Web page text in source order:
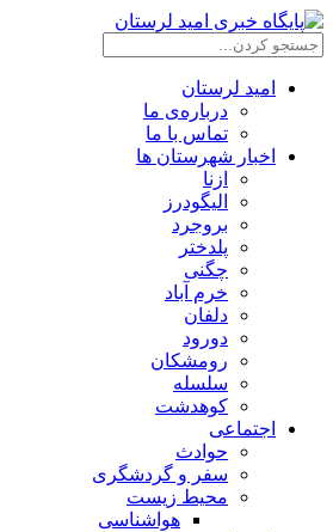
امید لرستان
درباره‌ی ما
تماس با ما
اخبار شهرستان ها
ازنا
الیگودرز
بروجرد
پلدختر
چگنی
خرم آباد
دلفان
دورود
رومشکان
سلسله
کوهدشت
اجتماعی
حوادث
سفر و گردشگری
محیط زیست
هواشناسی